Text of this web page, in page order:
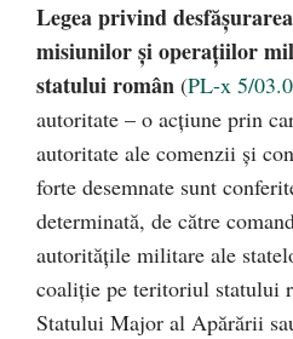
Legea privind
misiunilor și operațiilor
statului român (PL-x 5/
autoritate – o acțiune prin
autoritate ale comenzii și
forte desemnate sunt
determinată, de către
autoritățile militare ale
coaliție pe teritoriul statului
Statului Major al Apărării